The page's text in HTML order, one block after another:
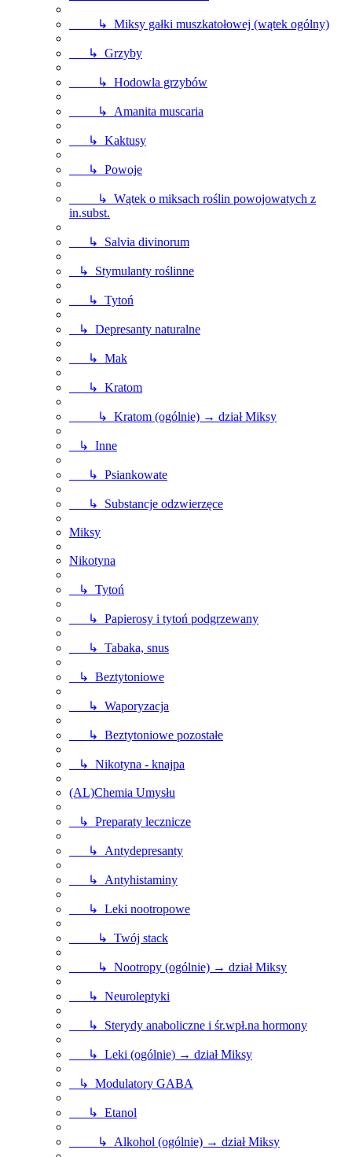
↳ Miksy gałki muszkatołowej (wątek ogólny)
↳ Grzyby
↳ Hodowla grzybów
↳ Amanita muscaria
↳ Kaktusy
↳ Powoje
↳ Wątek o miksach roślin powojowatych z
in.subst.
↳ Salvia divinorum
↳ Stymulanty roślinne
↳ Tytoń
↳ Depresanty naturalne
↳ Mak
↳ Kratom
↳ Kratom (ogólnie) → dział Miksy
↳ Inne
↳ Psiankowate
↳ Substancje odzwierzęce
Miksy
Nikotyna
↳ Tytoń
↳ Papierosy i tytoń podgrzewany
↳ Tabaka, snus
↳ Beztytoniowe
↳ Waporyzacja
↳ Beztytoniowe pozostałe
↳ Nikotyna - knajpa
(AL)Chemia Umysłu
↳ Preparaty lecznicze
↳ Antydepresanty
↳ Antyhistaminy
↳ Leki nootropowe
↳ Twój stack
↳ Nootropy (ogólnie) → dział Miksy
↳ Neuroleptyki
↳ Sterydy anaboliczne i śr.wpł.na hormony
↳ Leki (ogólnie) → dział Miksy
↳ Modulatory GABA
↳ Etanol
↳ Alkohol (ogólnie) → dział Miksy